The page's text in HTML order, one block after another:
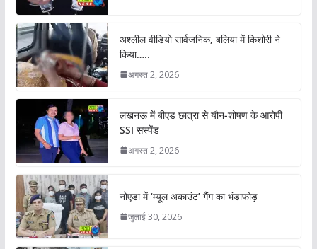
अश्लील वीडियो सार्वजनिक, बलिया में किशोरी ने
किया…..
अगस्त 2, 2026
लखनऊ में बीएड छात्रा से यौन-शोषण के आरोपी
SSI सस्पेंड
अगस्त 2, 2026
नोएडा में ‘म्यूल अकाउंट’ गैंग का भंडाफोड़
जुलाई 30, 2026